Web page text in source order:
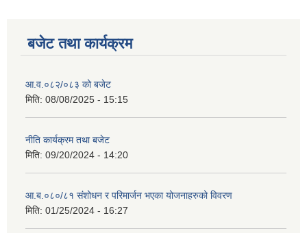
बजेट तथा कार्यक्रम
आ.व.०८२/०८३ को बजेट
मिति: 08/08/2025 - 15:15
नीति कार्यक्रम तथा बजेट
मिति: 09/20/2024 - 14:20
आ.ब.०८०/८१ संशोधन र परिमार्जन भएका योजनाहरुको विवरण
मिति: 01/25/2024 - 16:27